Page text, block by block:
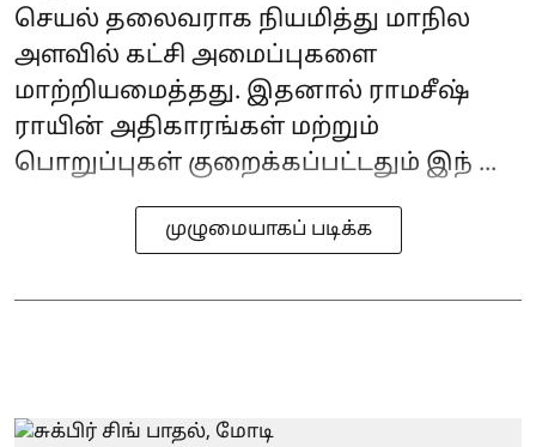
செயல் தலைவராக நியமித்து மாநில
அளவில் கட்சி அமைப்புகளை
மாற்றியமைத்தது. இதனால் ராமசீஷ்
ராயின் அதிகாரங்கள் மற்றும்
பொறுப்புகள் குறைக்கப்பட்டதும் இந் ...
முழுமையாகப் படிக்க